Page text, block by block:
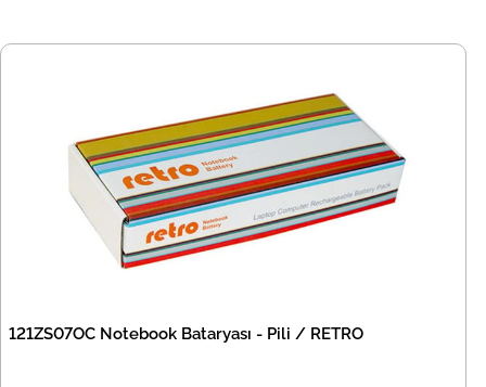
121ZS07OC Notebook Bataryası - Pili / RETRO